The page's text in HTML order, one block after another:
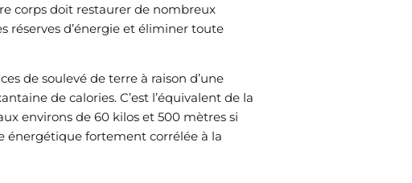
corps doit restaurer de nombreux
réserves d’énergie et éliminer toute
de soulevé de terre à raison d’une
de calories. C’est l’équivalent de la
environs de 60 kilos et 500 mètres si
énergétique fortement corrélée à la